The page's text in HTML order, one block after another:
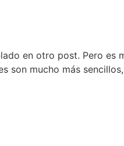
en otro post. Pero es
son mucho más